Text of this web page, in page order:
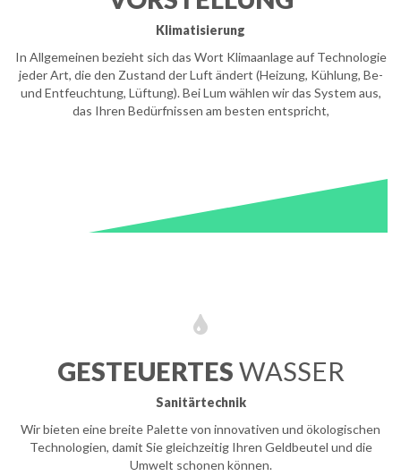
Klimatisierung
In Allgemeinen bezieht sich das Wort Klimaanlage auf Technologie
jeder Art, die den Zustand der Luft ändert (Heizung, Kühlung, Be-
und Entfeuchtung, Lüftung). Bei Lum wählen wir das System aus,
das Ihren Bedürfnissen am besten entspricht,
GESTEUERTES WASSER
Sanitärtechnik
Wir bieten eine breite Palette von innovativen und ökologischen
Technologien, damit Sie gleichzeitig Ihren Geldbeutel und die
Umwelt schonen können.